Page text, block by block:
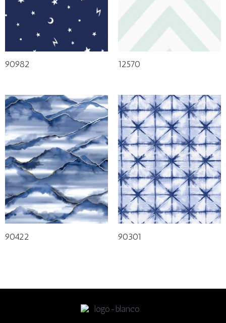
90982 12570
90422 90301